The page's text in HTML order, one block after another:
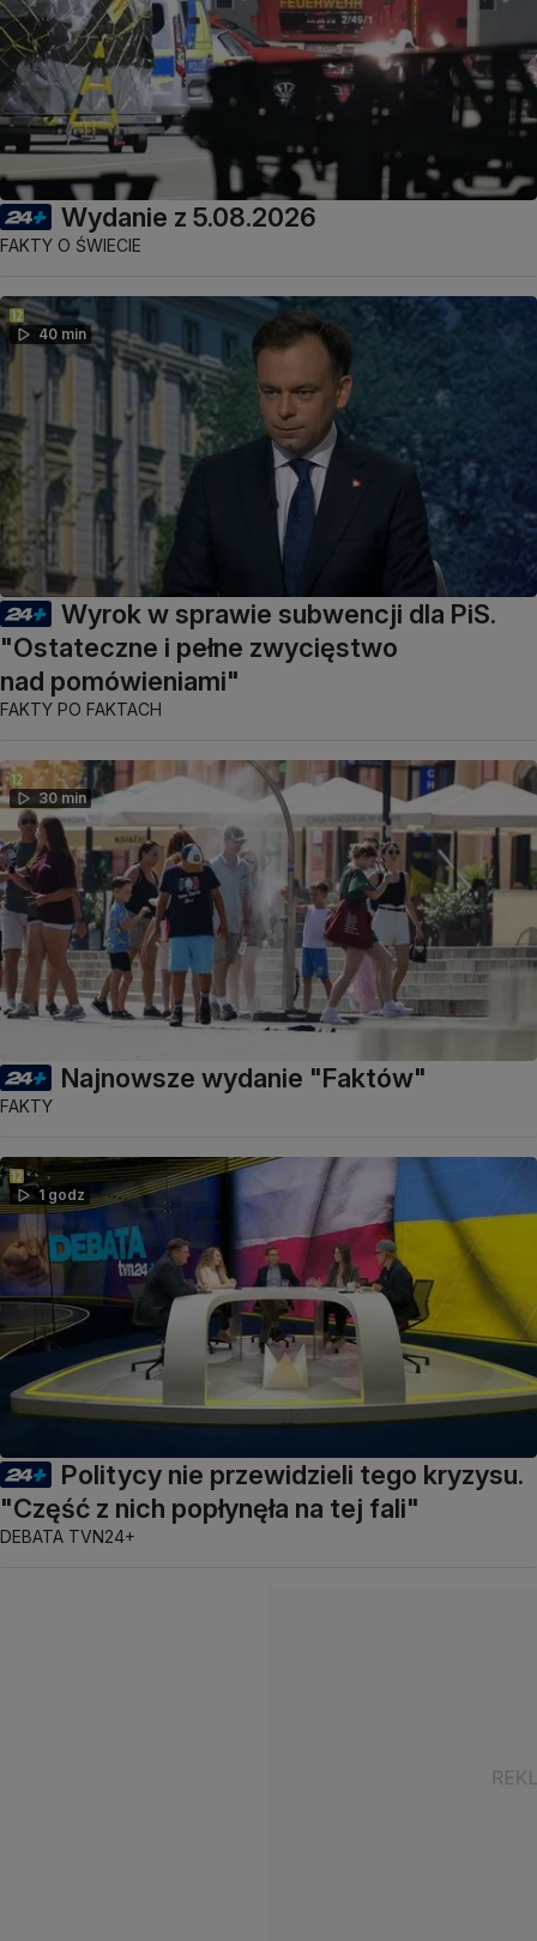
Wydanie z 5.08.2026
FAKTY O ŚWIECIE
40 min
Wyrok w sprawie subwencji dla PiS.
"Ostateczne i pełne zwycięstwo
nad pomówieniami"
FAKTY PO FAKTACH
30 min
Najnowsze wydanie "Faktów"
FAKTY
1 godz
Politycy nie przewidzieli tego kryzysu.
"Część z nich popłynęła na tej fali"
DEBATA TVN24+